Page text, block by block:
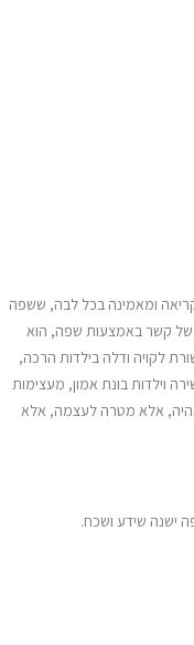
ומאמינה בכל לבה, ששפה
של קשר באמצעות שפה, הוא
לקויה ודלה בילדות הרכה,
וילדות בונת אמון, מעצימות
אלא מטרה לעצמה, אלא
ישנה שידע ושכח.